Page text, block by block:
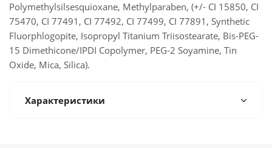
Polymethylsilsesquioxane, Methylparaben, (+/- CI 15850, CI
75470, CI 77491, CI 77492, CI 77499, CI 77891, Synthetic
Fluorphlogopite, Isopropyl Titanium Triisostearate, Bis-PEG-
15 Dimethicone/IPDI Copolymer, PEG-2 Soyamine, Tin
Oxide, Mica, Silica).
Характеристики